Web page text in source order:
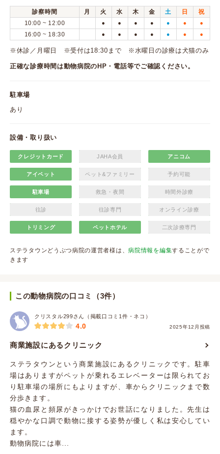
診察時間 月 火 水 木 金 土 日
祝
10:00 ~ 12:00
● ● ● ● ● ● ●
16:00 ~ 18:30 ● ● ● ● ● ● ●
※休診／月曜日 ※受付は18:30まで ※水曜日の診療は犬猫のみ
正確な診療時間は動物病院のHP・電話等でご確認ください。
駐車場
あり
設備・取り扱い
クレジットカード JAHA会員 アニコム
アイペット ペット&ファミリー 予約可能
駐車場 救急・夜間 時間外診療
往診 往診専門 オンライン診療
トリミング ペットホテル 二次診療専門
ステラタウンどうぶつ病院の運営者様は、病院情報を編集することがで
きます
この動物病院の口コミ（3件）
クリスタル299さん（掲載口コミ1件・ネコ）
2025年12月投稿
4.0
商業施設にあるクリニック
ステラタウンという商業施設にあるクリニックです。駐車
場はありますがペットが乗れるエレベーターは限られてお
り駐車場の場所にもよりますが、車からクリニックまで数
分歩きます。
猫の血尿と頻尿がきっかけでお世話になりました。先生は
穏やかな口調で動物に接する姿勢が優しく私は安心してい
ます。
動物病院には車...